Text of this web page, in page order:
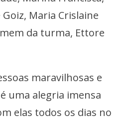
Maria Crislaine
da turma, Ettore
maravilhosas e
uma alegria imensa
elas todos os dias no